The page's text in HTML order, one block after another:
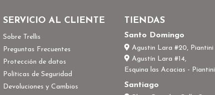
SERVICIO AL CLIENTE
Sobre Trellis
Preguntas Frecuentes
Protección de datos
Políticas de Seguridad
Devoluciones y Cambios
TIENDAS
Santo Domingo
Agustin Lara #20, Piantini
Agustín Lara #14,
Esquina las Acacias - Piantini
Santiago